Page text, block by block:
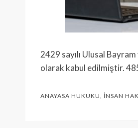
2429 sayılı Ulusal
olarak kabul edilmiştir.
ANAYASA HUKUKU, İNSAN